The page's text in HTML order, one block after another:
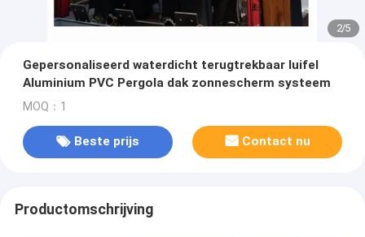
2/5
Gepersonaliseerd waterdicht terugtrekbaar luifel
Aluminium PVC Pergola dak zonnescherm systeem
MOQ：1
Beste prijs Contact nu
Productomschrijving